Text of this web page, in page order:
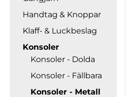
Handtag & Knoppar
Klaff- & Luckbeslag
Konsoler
Konsoler - Dolda
Konsoler - Fällbara
Konsoler - Metall